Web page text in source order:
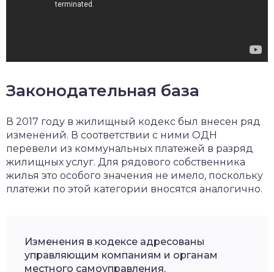
Законодательная база
В 2017 году в жилищный кодекс был внесен ряд
изменений. В соответствии с ними ОДН
перевели из коммунальных платежей в разряд
жилищных услуг. Для рядового собственника
жилья это особого значения не имело, поскольку
платежи по этой категории вносятся аналогично.
Изменения в кодексе адресованы
управляющим компаниям и органам
местного самоуправления.